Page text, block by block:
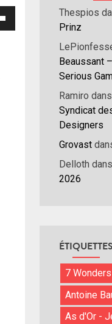
Thespios
Prinz
Beaussant
Serious
Ramiro dans
Syndicat
Designers
Grovast
Delloth dans
2026
ÉTIQUETTES
7 Wonders
Antoine
As d'Or -